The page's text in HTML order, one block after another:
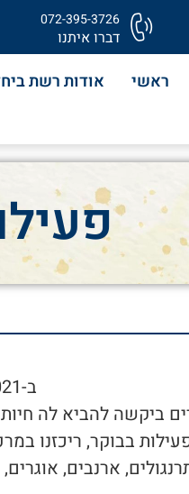
072-395-3726
דברו איתנו
ראשי אודות רשת
ב-22.06.2021 הגשמנו חלום לעוד דיירת מקסימה שלנו -מרים שברון .
ביקשה להביא לה
בבוקר, ריכזנו
ארנבים,